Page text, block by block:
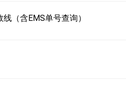
（含EMS单号查询）